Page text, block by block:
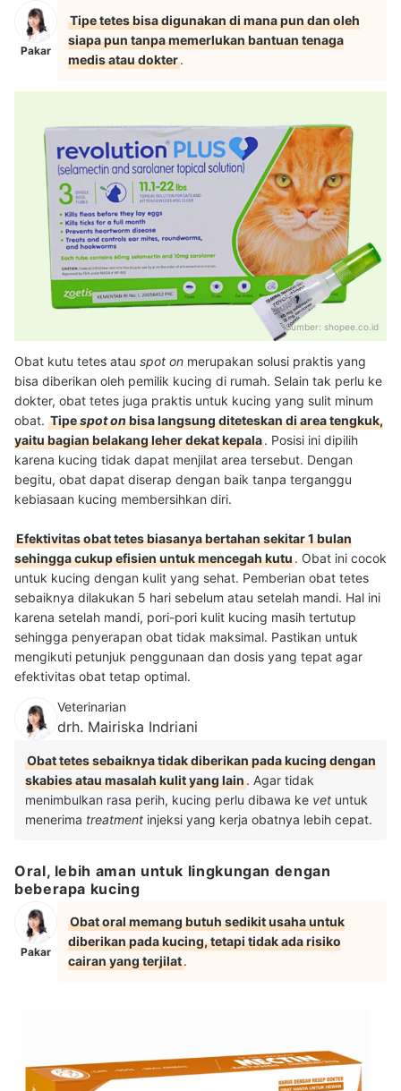
Pakar
Tipe tetes bisa digunakan di mana pun dan oleh
siapa pun tanpa memerlukan bantuan tenaga
medis atau dokter.
Sumber: shopee.co.id
Obat kutu tetes atau spot on merupakan solusi praktis yang
bisa diberikan oleh pemilik kucing di rumah. Selain tak perlu ke
dokter, obat tetes juga praktis untuk kucing yang sulit minum
obat. Tipespot onbisa langsung diteteskan di area tengkuk,
yaitu bagian belakang leher dekat kepala. Posisi ini dipilih
karena kucing tidak dapat menjilat area tersebut. Dengan
begitu, obat dapat diserap dengan baik tanpa terganggu
kebiasaan kucing membersihkan diri.
Efektivitas obat tetes biasanya bertahan sekitar 1 bulan
sehingga cukup efisien untuk mencegah kutu. Obat ini cocok
untuk kucing dengan kulit yang sehat. Pemberian obat tetes
sebaiknya dilakukan 5 hari sebelum atau setelah mandi. Hal ini
karena setelah mandi, pori-pori kulit kucing masih tertutup
sehingga penyerapan obat tidak maksimal. Pastikan untuk
mengikuti petunjuk penggunaan dan dosis yang tepat agar
efektivitas obat tetap optimal.
Veterinarian
drh. Mairiska Indriani
Obat tetes sebaiknya tidak diberikan pada kucing dengan
skabies atau masalah kulit yang lain. Agar tidak
menimbulkan rasa perih, kucing perlu dibawa ke vet untuk
menerima treatment injeksi yang kerja obatnya lebih cepat.
Oral, lebih aman untuk lingkungan dengan
beberapa kucing
Pakar
Obat oral memang butuh sedikit usaha untuk
diberikan pada kucing, tetapi tidak ada risiko
cairan yang terjilat.